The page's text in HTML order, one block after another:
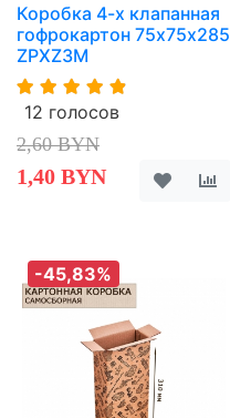
Коробка 4-х клапанная
гофрокартон 75х75х285
ZPXZ3M
12 голосов
2,60 BYN
1,40 BYN
-45,83%